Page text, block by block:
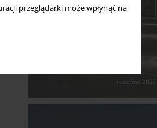
przeglądarki może wpłynąć na